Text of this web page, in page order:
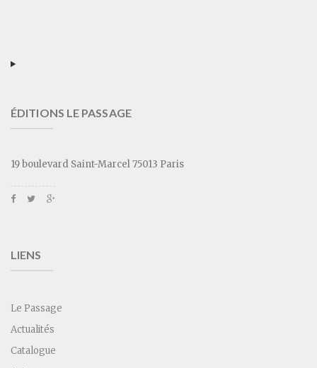
ÉDITIONS LE PASSAGE
19 boulevard Saint-Marcel 75013 Paris
LIENS
Le Passage
Actualités
Catalogue